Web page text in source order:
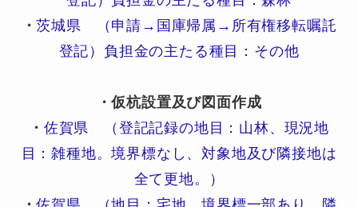
・茨城県 （申請→国庫帰属→所有権移転嘱託
登記）負担金の主たる種目：その他
・仮杭設置及び図面作成
・ 佐賀県 （登記記録の地目：山林、現況地
目：雑種地。境界標なし、対象地及び隣接地は
全て更地。）